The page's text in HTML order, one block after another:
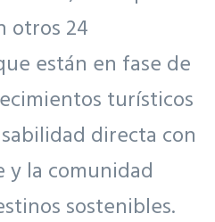
otros 24
están en fase de
turísticos
directa con
la comunidad
sostenibles.